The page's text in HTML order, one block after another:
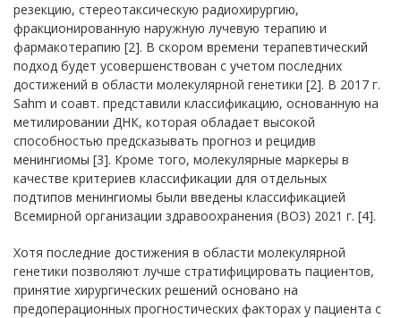
резекцию, стереотаксическую радиохирургию,
фракционированную наружную лучевую терапию и
фармакотерапию [2]. В скором времени терапевтический
подход будет усовершенствован с учетом последних
достижений в области молекулярной генетики [2]. В 2017 г.
Sahm и соавт. представили классификацию, основанную на
метилировании ДНК, которая обладает высокой
способностью предсказывать прогноз и рецидив
менингиомы [3]. Кроме того, молекулярные маркеры в
качестве критериев классификации для отдельных
подтипов менингиомы были введены классификацией
Всемирной организации здравоохранения (ВОЗ) 2021 г. [4].
Хотя последние достижения в области молекулярной
генетики позволяют лучше стратифицировать пациентов,
принятие хирургических решений основано на
предоперационных прогностических факторах у пациента с